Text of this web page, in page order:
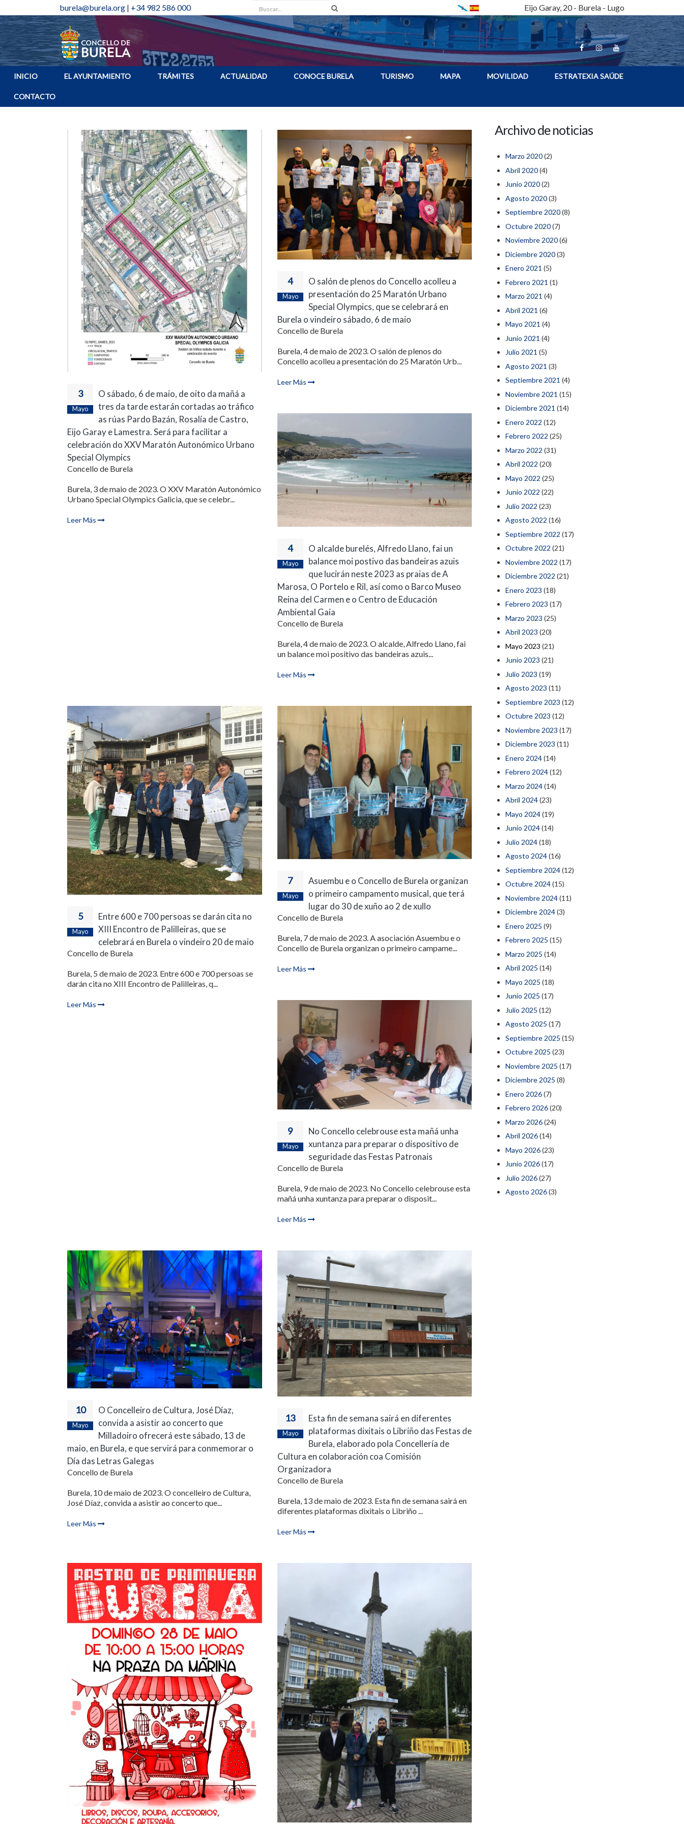
burela@burela.org | +34 982 586 000 Buscar Eijo Garay, 20 - Burela - Lugo
INICIO EL AYUNTAMIENTO TRÁMITES ACTUALIDAD CONOCE BURELA TURISMO MAPA MOVILIDAD ESTRATEXIA SAÚDE
CONTACTO
3
Mayo
O sábado, 6 de maio, de oito da mañá a
tres da tarde estarán cortadas ao tráfico
as rúas Pardo Bazán, Rosalía de Castro,
Eijo Garay e Lamestra. Será para facilitar a
celebración do XXV Maratón Autonómico Urbano
Special Olympics
Concello de Burela
Burela, 3 de maio de 2023. O XXV Maratón Autonómico
Urbano Special Olympics Galicia, que se celebr...
Leer Más
4
Mayo
O salón de plenos do Concello acolleu a
presentación do 25 Maratón Urbano
Special Olympics, que se celebrará en
Burela o vindeiro sábado, 6 de maio
Concello de Burela
Burela, 4 de maio de 2023. O salón de plenos do
Concello acolleu a presentación do 25 Maratón Urb...
Leer Más
4
Mayo
O alcalde burelés, Alfredo Llano, fai un
balance moi postivo das bandeiras azuis
que lucirán neste 2023 as praias de A
Marosa, O Portelo e Ril, así como o Barco Museo
Reina del Carmen e o Centro de Educación
Ambiental Gaia
Concello de Burela
Burela, 4 de maio de 2023. O alcalde, Alfredo Llano, fai
un balance moi positivo das bandeiras azuis...
Leer Más
5
Mayo
Entre 600 e 700 persoas se darán cita no
XIII Encontro de Palilleiras, que se
celebrará en Burela o vindeiro 20 de maio
Concello de Burela
Burela, 5 de maio de 2023. Entre 600 e 700 persoas se
darán cita no XIII Encontro de Palilleiras, q...
Leer Más
7
Mayo
Asuembu e o Concello de Burela organizan
o primeiro campamento musical, que terá
lugar do 30 de xuño ao 2 de xullo
Concello de Burela
Burela, 7 de maio de 2023. A asociación Asuembu e o
Concello de Burela organizan o primeiro campame...
Leer Más
9
Mayo
No Concello celebrouse esta mañá unha
xuntanza para preparar o dispositivo de
seguridade das Festas Patronais
Concello de Burela
Burela, 9 de maio de 2023. No Concello celebrouse esta
mañá unha xuntanza para preparar o disposit...
Leer Más
10
Mayo
O Concelleiro de Cultura, José Díaz,
convida a asistir ao concerto que
Milladoiro ofrecerá este sábado, 13 de
maio, en Burela, e que servirá para conmemorar o
Día das Letras Galegas
Concello de Burela
Burela, 10 de maio de 2023. O concelleiro de Cultura,
José Díaz, convida a asistir ao concerto que...
Leer Más
13
Mayo
Esta fin de semana sairá en diferentes
plataformas dixitais o Libriño das Festas de
Burela, elaborado pola Concellería de
Cultura en colaboración coa Comisión
Organizadora
Concello de Burela
Burela, 13 de maio de 2023. Esta fin de semana sairá en
diferentes plataformas dixitais o Libriño ...
Leer Más
Archivo de noticias
Marzo 2020(2)
Abril 2020(4)
Junio 2020(2)
Agosto 2020(3)
Septiembre 2020(8)
Octubre 2020(7)
Noviembre 2020(6)
Diciembre 2020(3)
Enero 2021 (5)
Febrero 2021 (1)
Marzo 2021 (4)
Abril 2021 (6)
Mayo 2021 (4)
Junio 2021 (4)
Julio 2021 (5)
Agosto 2021 (3)
Septiembre 2021 (4)
Noviembre 2021 (15)
Diciembre 2021 (14)
Enero 2022 (12)
Febrero 2022 (25)
Marzo 2022 (31)
Abril 2022 (20)
Mayo 2022 (25)
Junio 2022 (22)
Julio 2022 (23)
Agosto 2022 (16)
Septiembre 2022 (17)
Octubre 2022 (21)
Noviembre 2022 (17)
Diciembre 2022 (21)
Enero 2023 (18)
Febrero 2023 (17)
Marzo 2023 (25)
Abril 2023 (20)
Mayo 2023 (21)
Junio 2023 (21)
Julio 2023 (19)
Agosto 2023 (11)
Septiembre 2023 (12)
Octubre 2023 (12)
Noviembre 2023 (17)
Diciembre 2023 (11)
Enero 2024(14)
Febrero 2024(12)
Marzo 2024(14)
Abril 2024(23)
Mayo 2024(19)
Junio 2024(14)
Julio 2024(18)
Agosto 2024(16)
Septiembre 2024(12)
Octubre 2024(15)
Noviembre 2024(11)
Diciembre 2024(3)
Enero 2025 (9)
Febrero 2025 (15)
Marzo 2025 (14)
Abril 2025 (14)
Mayo 2025 (18)
Junio 2025 (17)
Julio 2025 (12)
Agosto 2025 (17)
Septiembre 2025 (15)
Octubre 2025 (23)
Noviembre 2025 (17)
Diciembre 2025 (8)
Enero 2026(7)
Febrero 2026(20)
Marzo 2026(24)
Abril 2026(14)
Mayo 2026(23)
Junio 2026(17)
Julio 2026(27)
Agosto 2026(3)